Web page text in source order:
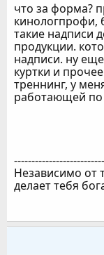
что за форма?
кинологпрофи,
такие надписи
продукции.
надписи. ну
куртки и
треннинг, у
работающей по
Независимо от
делает тебя